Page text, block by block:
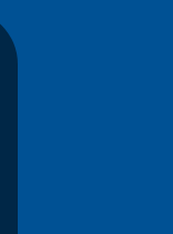
Erken Rezervasyonun